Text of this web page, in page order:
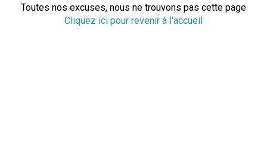
Toutes nos excuses, nous ne trouvons pas cette page
Cliquez ici pour revenir à l'accueil